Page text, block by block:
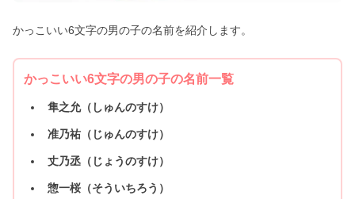
かっこいい6文字の男の子の名前を紹介します。
かっこいい6文字の男の子の名前一覧
隼之允（しゅんのすけ）
准乃祐（じゅんのすけ）
丈乃丞（じょうのすけ）
惣一桜（そういちろう）